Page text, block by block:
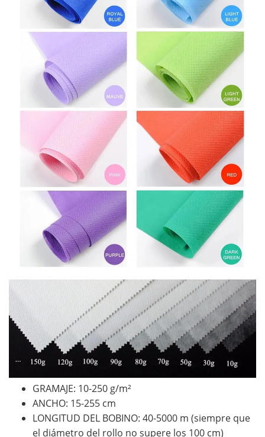
GRAMAJE: 10-250 g/m²
ANCHO: 15-255 cm
LONGITUD DEL BOBINO: 40-5000 m (siempre que
el diámetro del rollo no supere los 100 cm)